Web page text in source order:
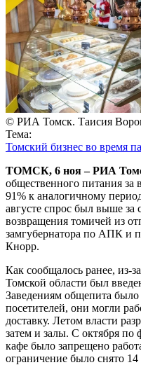
© РИА Томск. Таисия
Тема:
Томский бизнес во время
ТОМСК, 6 ноя – РИА
общественного питания за
91% к аналогичному
августе спрос был выше за
возвращения томичей из
замгубернатора по АПК и
Кнорр.
Как сообщалось ранее, из-
Томской области был
Заведениям общепита
посетителей, они могли
доставку. Летом власти
затем и залы. С октября по
кафе было запрещено
ограничение было снято 14